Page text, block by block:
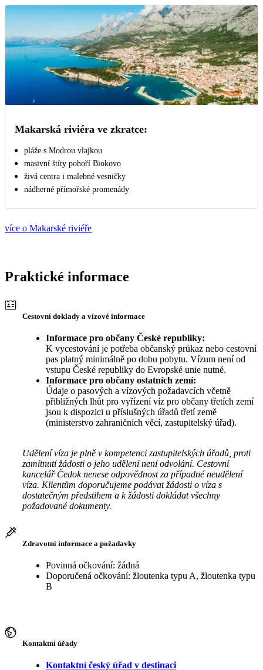
Makarská riviéra ve zkratce:
pláže s Modrou vlajkou
masivní štíty pohoří Biokovo
živá centra i malebné vesničky
nádherné přímořské promenády
více o Makarské riviéře
Praktické informace
Cestovní doklady a vízové informace
Informace pro občany České republiky:
K vycestování je potřeba občanský průkaz nebo cestovní
pas platný minimálně po dobu pobytu. Vízum není od
vstupu České republiky do Evropské unie nutné.
Informace pro občany ostatních zemí:
Údaje o pasových a vízových požadavcích včetně
přibližných lhůt pro vyřízení víz pro občany třetích zemí
jsou k dispozici u příslušných úřadů třetí země
(ministerstvo zahraničních věcí, zastupitelský úřad).
Udělení víza je plně v kompetenci zastupitelských úřadů, proti
zamítnutí žádosti o jeho udělení není odvolání. Cestovní
kancelář Čedok nenese odpovědnost za případné neudělení
víza. Klientům doporučujeme podávat žádosti o víza s
dostatečným předstihem a k žádosti dokládat všechny
požadované dokumenty.
Zdravotní informace a požadavky
Povinná očkování: žádná
Doporučená očkování: žloutenka typu A, žloutenka typu
B
Kontaktní úřady
Kontaktní český úřad v destinaci